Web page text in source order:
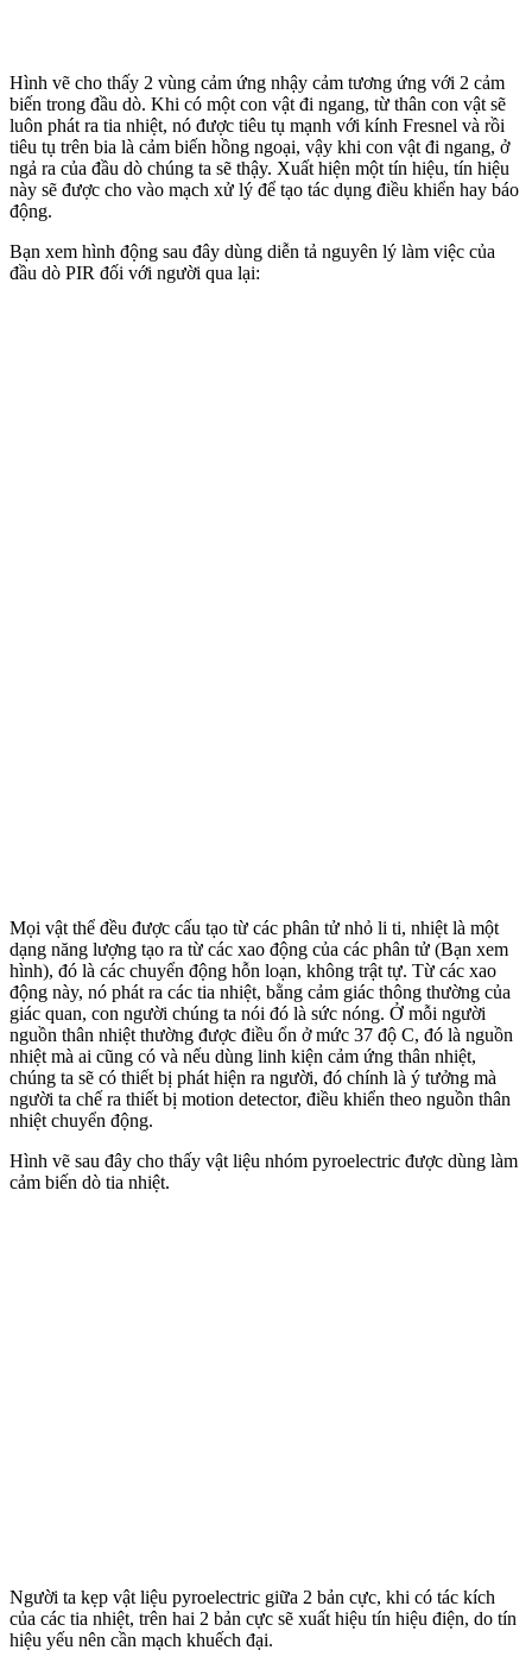
Hình vẽ cho thấy 2 vùng cảm ứng nhậy cảm tương ứng với 2 cảm
biến trong đầu dò. Khi có một con vật đi ngang, từ thân con vật sẽ
luôn phát ra tia nhiệt, nó được tiêu tụ mạnh với kính Fresnel và rồi
tiêu tụ trên bia là cảm biến hồng ngoại, vậy khi con vật đi ngang, ở
ngả ra của đầu dò chúng ta sẽ thậy. Xuất hiện một tín hiệu, tín hiệu
này sẽ được cho vào mạch xử lý để tạo tác dụng điều khiển hay báo
động.
Bạn xem hình động sau đây dùng diễn tả nguyên lý làm việc của
đầu dò PIR đối với người qua lại:
Mọi vật thể đều được cấu tạo từ các phân tử nhỏ li ti, nhiệt là một
dạng năng lượng tạo ra từ các xao động của các phân tử (Bạn xem
hình), đó là các chuyển động hỗn loạn, không trật tự. Từ các xao
động này, nó phát ra các tia nhiệt, bằng cảm giác thông thường của
giác quan, con người chúng ta nói đó là sức nóng. Ở mỗi người
nguồn thân nhiệt thường được điều ổn ở mức 37 độ C, đó là nguồn
nhiệt mà ai cũng có và nếu dùng linh kiện cảm ứng thân nhiệt,
chúng ta sẽ có thiết bị phát hiện ra người, đó chính là ý tưởng mà
người ta chế ra thiết bị motion detector, điều khiển theo nguồn thân
nhiệt chuyển động.
Hình vẽ sau đây cho thấy vật liệu nhóm pyroelectric được dùng làm
cảm biến dò tia nhiệt.
Người ta kẹp vật liệu pyroelectric giữa 2 bản cực, khi có tác kích
của các tia nhiệt, trên hai 2 bản cực sẽ xuất hiệu tín hiệu điện, do tín
hiệu yếu nên cần mạch khuếch đại.